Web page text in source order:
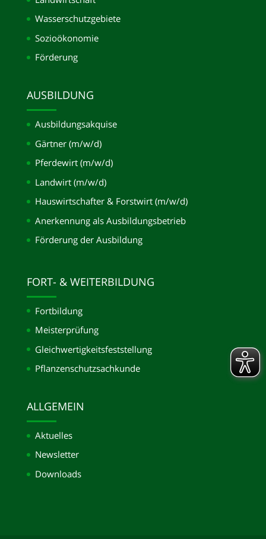
Wasserschutzgebiete
Sozioökonomie
Förderung
AUSBILDUNG
Ausbildungsakquise
Gärtner (m/w/d)
Pferdewirt (m/w/d)
Landwirt (m/w/d)
Hauswirtschafter & Forstwirt (m/w/d)
Anerkennung als Ausbildungsbetrieb
Förderung der Ausbildung
FORT- & WEITERBILDUNG
Fortbildung
Meisterprüfung
Gleichwertigkeits­feststellung
Pflanzenschutzsachkunde
ALLGEMEIN
Aktuelles
Newsletter
Downloads